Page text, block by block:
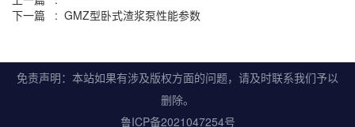
下一篇 : GMZ型卧式渣浆泵性能参数
免责声明：本站如果有涉及版权方面的问题，请及时联系我们予以
删除。
鲁ICP备2021047254号